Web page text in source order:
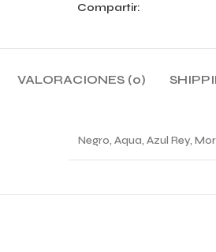
Compartir:
VALORACIONES (0)
Negro, Aqua, Azul Rey,